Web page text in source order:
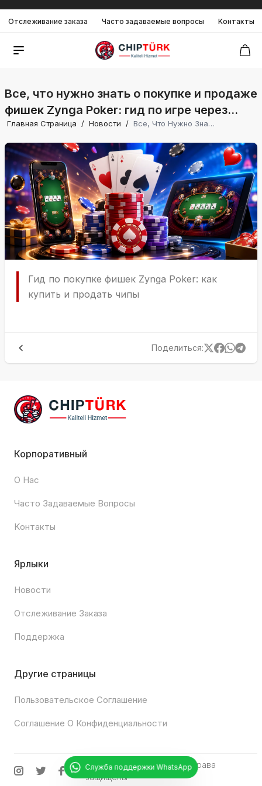
Отслеживание заказа Часто задаваемые вопросы Kонтакты
Все, что нужно знать о покупке и продаже
фишек Zynga Poker: гид по игре через
Facebook, Google Play и App Store.
Главная Страница / Новости / Все, Что Нужно Знать О Покупке И Продаже Фишек Zynga Poker: Гид По Игре Через Facebook, Google Play И App Store.
Гид по покупке фишек Zynga Poker: как
купить и продать чипы
Поделиться:
Корпоративный
О Нас
Часто Задаваемые Вопросы
Kонтакты
Ярлыки
Новости
Отслеживание Заказа
Поддержка
Другие страницы
Пользовательское Соглашение
Соглашение О Конфиденциальности
© 2025 Chipturk.net •Все права
защищены
Служба поддержки WhatsApp